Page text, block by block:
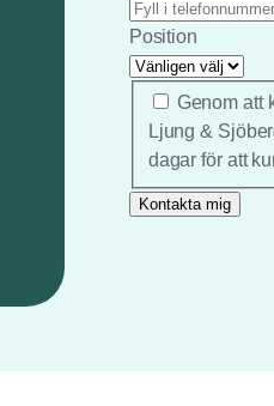
Position
*
Genom att
Ljung &
dagar för att